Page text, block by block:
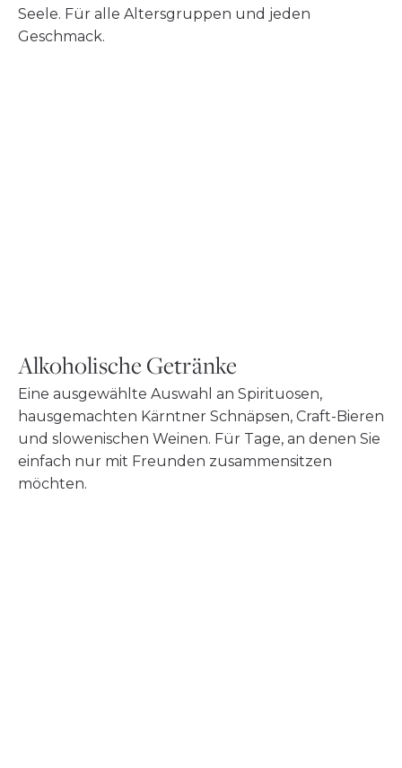
Seele. Für alle Altersgruppen und jeden
Geschmack.
Alkoholische Getränke
Eine ausgewählte Auswahl an Spirituosen,
hausgemachten Kärntner Schnäpsen, Craft-Bieren
und slowenischen Weinen. Für Tage, an denen Sie
einfach nur mit Freunden zusammensitzen
möchten.